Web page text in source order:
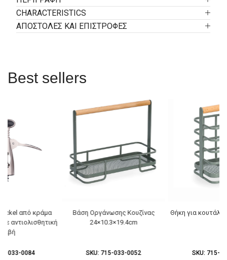
CHARACTERISTICS
ΑΠΟΣΤΟΛΕΣ ΚΑΙ ΕΠΙΣΤΡΟΦΕΣ
Best sellers
από κράμα
αντιολισθητική
λαβή
033-0084
Βάση Οργάνωσης Κουζίνας
24×10.3×19.4cm
SKU: 715-033-0052
Θήκη για
SKU: 715-